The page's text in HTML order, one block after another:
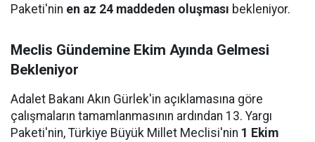
Paketi'nin en az 24 maddeden oluşması bekleniyor.
Meclis Gündemine Ekim Ayında Gelmesi
Bekleniyor
Adalet Bakanı Akın Gürlek'in açıklamasına göre
çalışmaların tamamlanmasının ardından 13. Yargı
Paketi'nin, Türkiye Büyük Millet Meclisi'nin 1 Ekim